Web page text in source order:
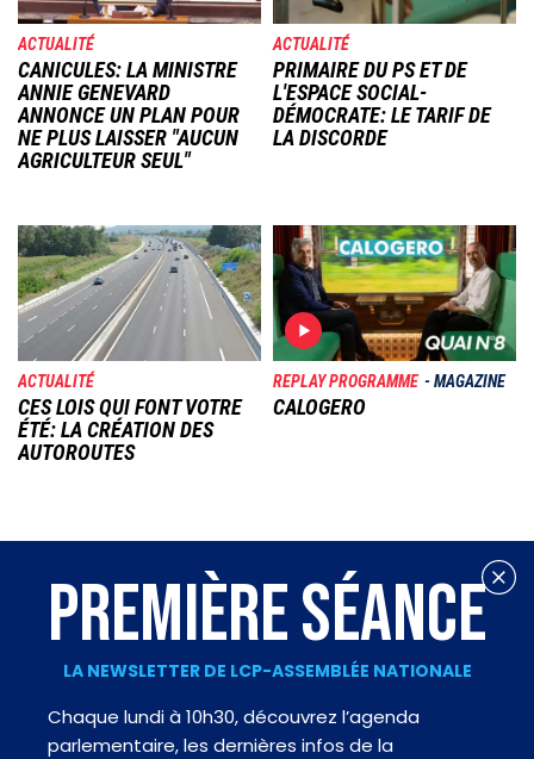
ACTUALITÉ
CANICULES: LA MINISTRE
ANNIE GENEVARD
ANNONCE UN PLAN POUR
NE PLUS LAISSER "AUCUN
AGRICULTEUR SEUL"
ACTUALITÉ
PRIMAIRE DU PS ET DE
L'ESPACE SOCIAL-
DÉMOCRATE: LE TARIF DE
LA DISCORDE
Image
ACTUALITÉ
CES LOIS QUI FONT VOTRE
ÉTÉ: LA CRÉATION DES
AUTOROUTES
Image
REPLAY PROGRAMME MAGAZINE
CALOGERO
PREMIÈRE SÉANCE
LA NEWSLETTER DE LCP-ASSEMBLÉE NATIONALE
Chaque lundi à 10h30, découvrez l’agenda
parlementaire, les dernières infos de la